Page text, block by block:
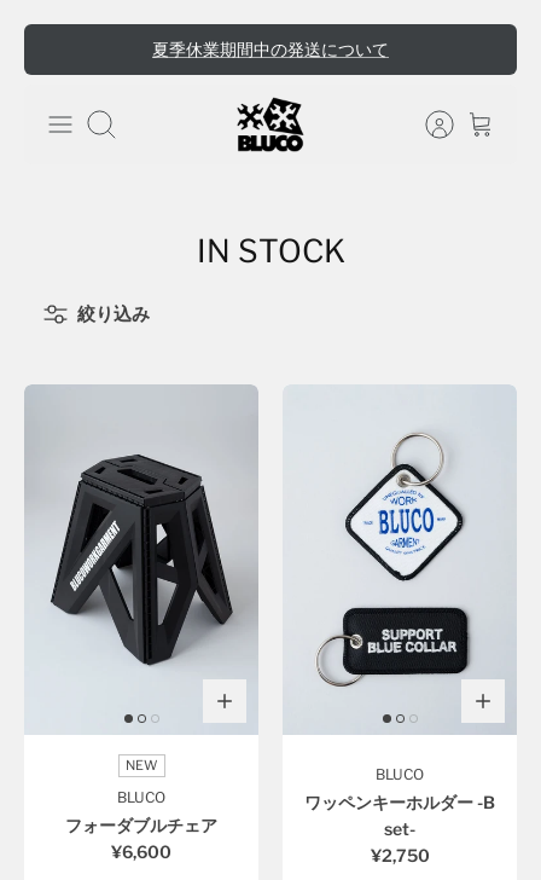
夏季休業期間中の発送について
検索
絞り込み
IN STOCK
NEW
BLUCO
フォーダブルチェア
¥6,600
BLUCO
ワッペンキーホルダー -B
set-
¥2,750